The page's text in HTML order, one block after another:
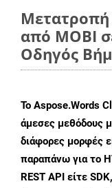
από MOBI
Οδηγός
Το Aspose.Words
άμεσες μεθόδους
διάφορες μορφές
παραπάνω για το
REST API είτε